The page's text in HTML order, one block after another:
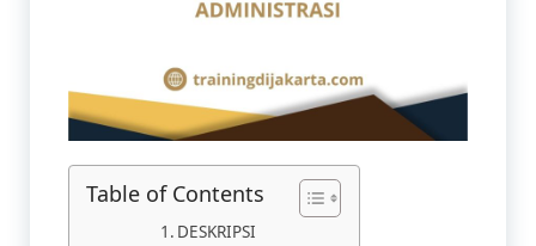
Table of Contents
DESKRIPSI